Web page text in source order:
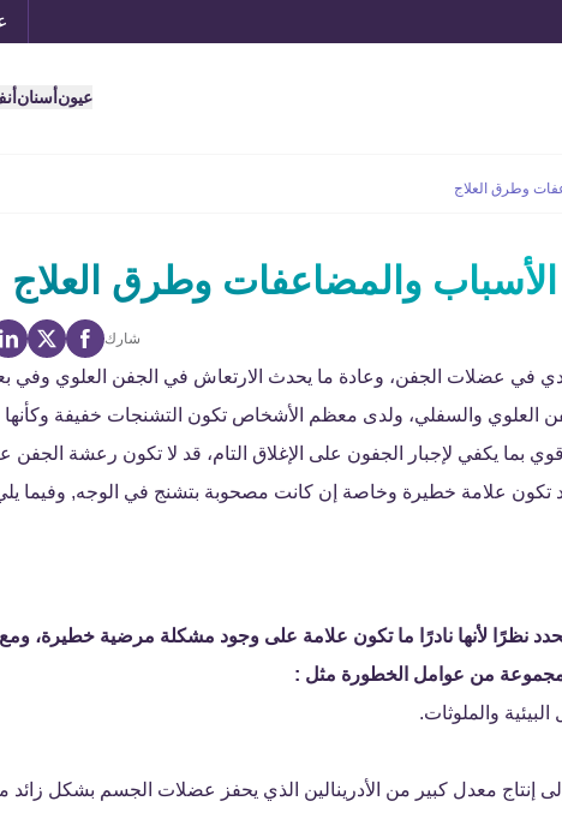
عيون أسنان
وطرق العلاج
والمضاعفات وطرق العلاج
شارك
في عضلات الجفن، وعادة ما يحدث الارتعاش في الجفن العلوي وفي
العلوي والسفلي، ولدى معظم الأشخاص تكون التشنجات خفيفة
بما يكفي لإجبار الجفون على الإغلاق التام، قد لا تكون رعشة الجفن
تكون علامة خطيرة وخاصة إن كانت مصحوبة بتشنج في الوجه, وفيما
لأنها نادرًا ما تكون علامة على وجود مشكلة مرضية خطيرة،
مجموعة من عوامل الخطورة مثل :
والملوثات.
إنتاج معدل كبير من الأدرينالين الذي يحفز عضلات الجسم بشكل زائد